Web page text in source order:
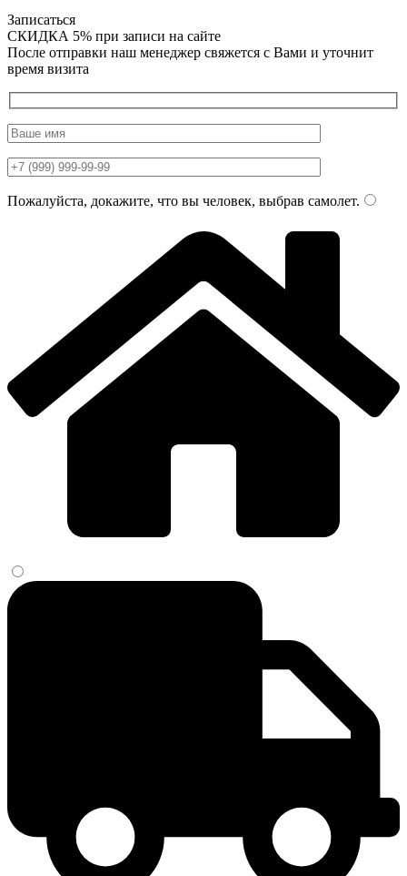
Записаться
СКИДКА 5% при записи на сайте
После отправки наш менеджер свяжется с Вами и уточнит
время визита
Пожалуйста, докажите, что вы человек, выбрав самолет.